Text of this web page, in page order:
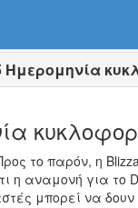
Ημερομηνία
το παρόν, η
η αναμονή για
μπορεί να